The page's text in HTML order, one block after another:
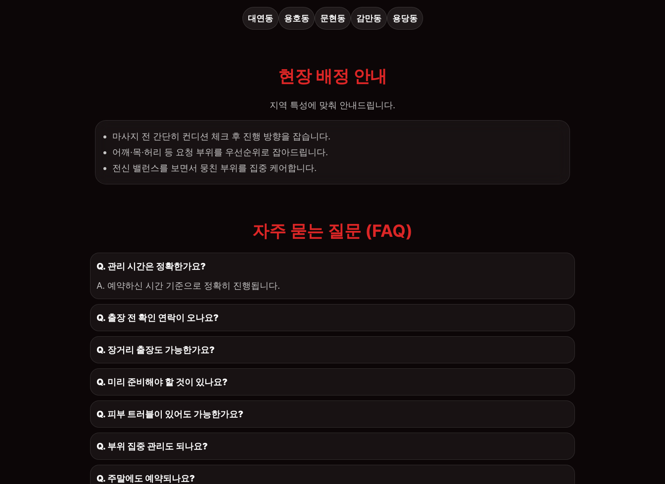
대연동 용호동 문현동 감만동 용당동
현장 배정 안내
지역 특성에 맞춰 안내드립니다.
마사지 전 간단히 컨디션 체크 후 진행 방향을 잡습니다.
어깨·목·허리 등 요청 부위를 우선순위로 잡아드립니다.
전신 밸런스를 보면서 뭉친 부위를 집중 케어합니다.
자주 묻는 질문 (FAQ)
Q. 관리 시간은 정확한가요?
A. 예약하신 시간 기준으로 정확히 진행됩니다.
Q. 출장 전 확인 연락이 오나요?
Q. 장거리 출장도 가능한가요?
Q. 미리 준비해야 할 것이 있나요?
Q. 피부 트러블이 있어도 가능한가요?
Q. 부위 집중 관리도 되나요?
Q. 주말에도 예약되나요?